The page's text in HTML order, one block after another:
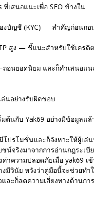
ที่เสนอแนะเพื่อ SEO ข้างใน
งบัญชี (KYC) — สำคัญก่อนถอ
สูง — ชี้แนะสำหรับใช้เครดิ
ถอนยอดนิยม และก็คำเสนอแน
ล่นอย่างรับผิดชอบ
ต้นกับ Yak69 อย่างมีข้อมูลแล้
โปรโมชั่นและก็จังหวะให้ผู้เล่
ชน์จริงมาจากการอ่านกฎระเบี
ค่าความปลอดภัยเมื่อ yak69 เ
งมีวินัย หวังว่าคู่มือนี้จะช่วยท
ละก็ลดความเสี่ยงทางด้านกา